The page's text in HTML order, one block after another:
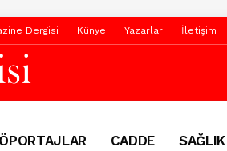
Dergisi Künye Yazarlar İletişim
CADDE SAĞLIK